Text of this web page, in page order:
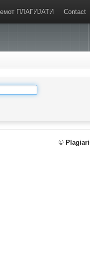
ПЛАГИЈАТИ Contact
©